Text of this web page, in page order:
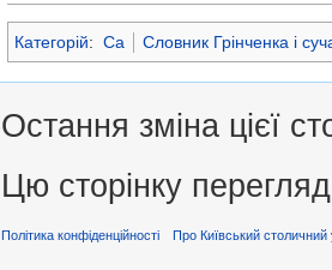
Категорій: Са Словник Грінченка і
Остання зміна цієї
Цю сторінку
Політика конфіденційності Про Київський столичний